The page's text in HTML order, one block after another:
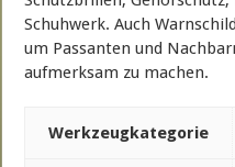
Schuhwerk. Auch
um Passanten und
aufmerksam zu machen.
Werkzeugkategorie